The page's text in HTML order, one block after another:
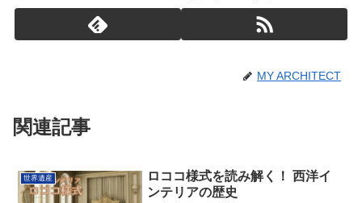
MY ARCHITECT
関連記事
世界遺産
ロココ様式を読み解く！ 西洋イ
ンテリアの歴史